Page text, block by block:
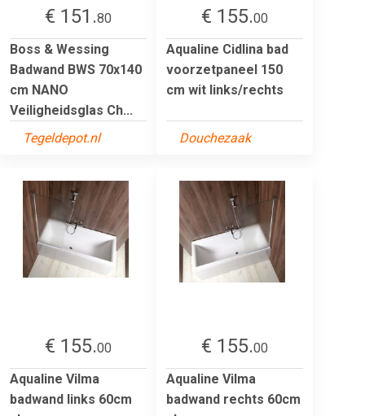
€ 151.80
Boss & Wessing
Badwand BWS 70x140
cm NANO
Veiligheidsglas Ch...
Tegeldepot.nl
€ 155.00
Aqualine Cidlina bad
voorzetpaneel 150
cm wit links/rechts
Douchezaak
€ 155.00
Aqualine Vilma
badwand links 60cm
€ 155.00
Aqualine Vilma
badwand rechts 60cm